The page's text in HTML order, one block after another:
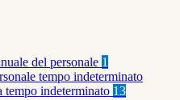
del personale 1
tempo indeterminato
tempo indeterminato 13